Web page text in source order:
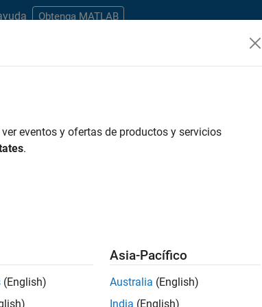
Obtenga MATLAB
Sales Marketing Services Legal
para encontrar todos los empleos en su zona.
eventos y ofertas de productos y servicios
.
(English)
Asia-Pacífico
Australia (English)
India (English)